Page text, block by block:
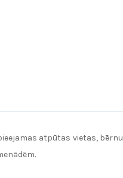
atpūtas vietas, bērnu